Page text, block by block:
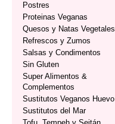
Postres
Proteinas Veganas
Quesos y Natas Vegetales
Refrescos y Zumos
Salsas y Condimentos
Sin Gluten
Super Alimentos &
Complementos
Sustitutos Veganos Huevo
Sustitutos del Mar